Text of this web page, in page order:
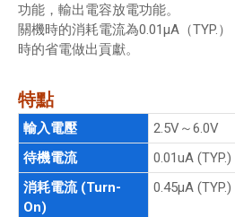
功能，輸出電容放電功能。
關機時的消耗電流為0.01μA（TYP.
時的省電做出貢獻。
特點
輸入電壓
2.5V～6.0V
待機電流
0.01uA (TYP.)
消耗電流 (Turn-
On)
0.45μA (TYP.)